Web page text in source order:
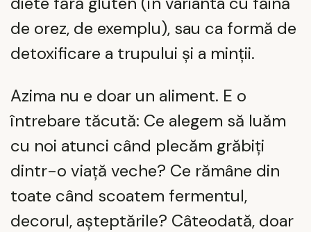
de orez, de exemplu), sau ca formă de
detoxificare a trupului și a minții.
Azima nu e doar un aliment. E o
întrebare tăcută: Ce alegem să luăm
cu noi atunci când plecăm grăbiți
dintr-o viață veche? Ce rămâne din
toate când scoatem fermentul,
decorul, așteptările? Câteodată, doar